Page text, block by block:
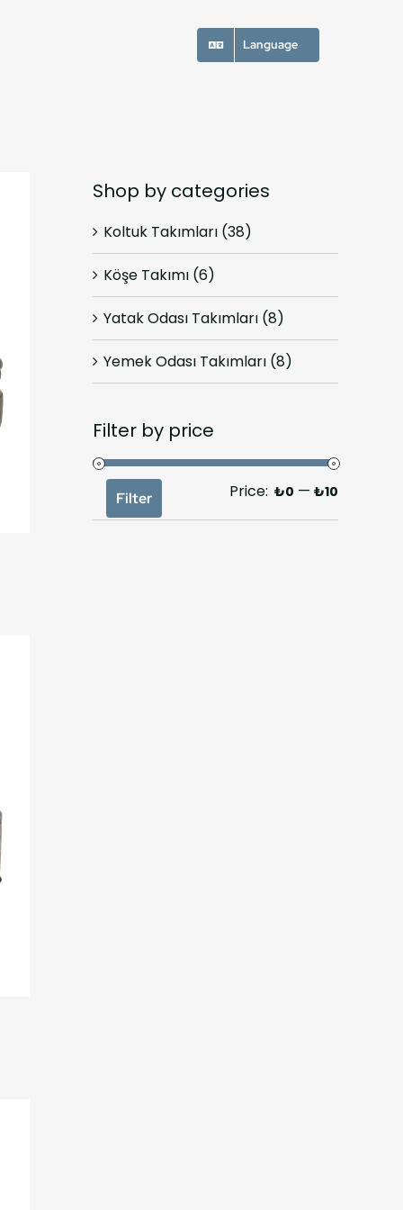
Language
Shop by categories
Koltuk Takımları (38)
Köşe Takımı (6)
Yatak Odası Takımları (8)
Yemek Odası Takımları (8)
Filter by price
Filter Price: ₺0 — ₺10